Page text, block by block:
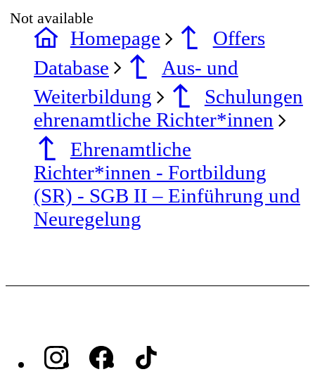
Not available
Homepage
Offers
Database
Aus- und
Weiterbildung
Schulungen
ehrenamtliche Richter*innen
Ehrenamtliche
Richter*innen - Fortbildung
(SR) - SGB II – Einführung und
Neuregelung